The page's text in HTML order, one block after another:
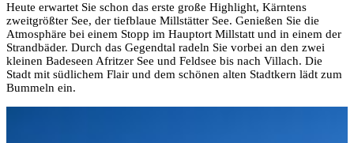
Heute erwartet Sie schon das erste große Highlight, Kärntens
zweitgrößter See, der tiefblaue Millstätter See. Genießen Sie die
Atmosphäre bei einem Stopp im Hauptort Millstatt und in einem der
Strandbäder. Durch das Gegendtal radeln Sie vorbei an den zwei
kleinen Badeseen Afritzer See und Feldsee bis nach Villach. Die
Stadt mit südlichem Flair und dem schönen alten Stadtkern lädt zum
Bummeln ein.